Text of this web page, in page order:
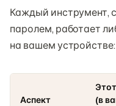
Каждый инструмент,
паролем, работает
на вашем устройстве:
Аспект
(в